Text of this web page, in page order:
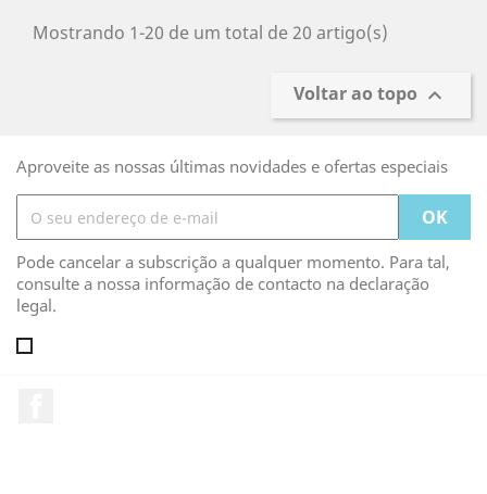
Mostrando 1-20 de um total de 20 artigo(s)
Voltar ao topo 
Aproveite as nossas últimas novidades e ofertas especiais
Pode cancelar a subscrição a qualquer momento. Para tal,
consulte a nossa informação de contacto na declaração
legal.